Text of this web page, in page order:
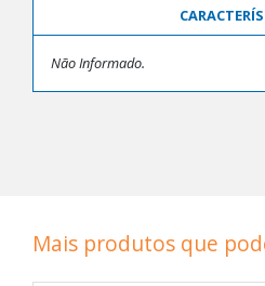
Não Informado.
Mais produtos que